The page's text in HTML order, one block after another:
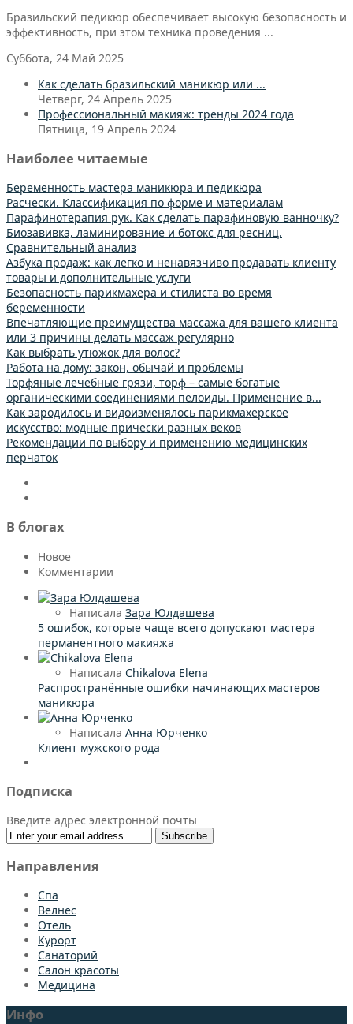
Бразильский педикюр обеспечивает высокую безопасность и
эффективность, при этом техника проведения ...
Суббота, 24 Май 2025
Как сделать бразильский маникюр или ...
Четверг, 24 Апрель 2025
Профессиональный макияж: тренды 2024 года
Пятница, 19 Апрель 2024
Наиболее читаемые
Беременность мастера маникюра и педикюра
Расчески. Классификация по форме и материалам
Парафинотерапия рук. Как сделать парафиновую ванночку?
Биозавивка, ламинирование и ботокс для ресниц.
Сравнительный анализ
Азбука продаж: как легко и ненавязчиво продавать клиенту
товары и дополнительные услуги
Безопасность парикмахера и стилиста во время
беременности
Впечатляющие преимущества массажа для вашего клиента
или 3 причины делать массаж регулярно
Как выбрать утюжок для волос?
Работа на дому: закон, обычай и проблемы
Торфяные лечебные грязи, торф – самые богатые
органическими соединениями пелоиды. Применение в...
Как зародилось и видоизменялось парикмахерское
искусство: модные прически разных веков
Рекомендации по выбору и применению медицинских
перчаток
В блогах
Новое
Комментарии
Написала Зара Юлдашева
5 ошибок, которые чаще всего допускают мастера
перманентного макияжа
Написала Chikalova Elena
Распространённые ошибки начинающих мастеров
маникюра
Написала Анна Юрченко
Клиент мужского рода
Подписка
Введите адрес электронной почты
Направления
Спа
Bелнес
Отель
Курорт
Санаторий
Салон красоты
Медицина
Инфо